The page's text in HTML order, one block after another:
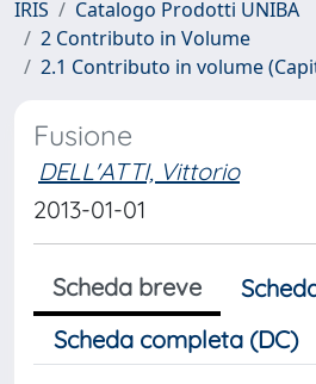
IRIS
Catalogo Prodotti UNIBA
2 Contributo in Volume
2.1 Contributo in volume
Fusione
DELL'ATTI, Vittorio
2013-01-01
Scheda breve
Scheda completa (DC)